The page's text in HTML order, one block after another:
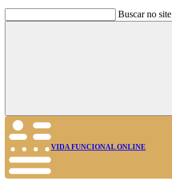
Buscar no site
Buscar
VIDA FUNCIONAL ONLINE